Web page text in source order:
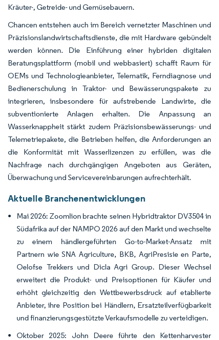
Kräuter-, Getreide- und Gemüsebauern.
Chancen entstehen auch im Bereich vernetzter Maschinen und
Präzisionslandwirtschaftsdienste, die mit Hardware gebündelt
werden können. Die Einführung einer hybriden digitalen
Beratungsplattform (mobil und webbasiert) schafft Raum für
OEMs und Technologieanbieter, Telematik, Ferndiagnose und
Bedienerschulung in Traktor- und Bewässerungspakete zu
integrieren, insbesondere für aufstrebende Landwirte, die
subventionierte Anlagen erhalten. Die Anpassung an
Wasserknappheit stärkt zudem Präzisionsbewässerungs- und
Telemetriepakete, die Betrieben helfen, die Anforderungen an
die Konformität mit Wasserlizenzen zu erfüllen, was die
Nachfrage nach durchgängigen Angeboten aus Geräten,
Überwachung und Servicevereinbarungen aufrechterhält.
Aktuelle Branchenentwicklungen
Mai 2026: Zoomlion brachte seinen Hybridtraktor DV3504 in
Südafrika auf der NAMPO 2026 auf den Markt und wechselte
zu einem händlergeführten Go-to-Market-Ansatz mit
Partnern wie SNA Agriculture, BKB, AgriPresisie en Parte,
Oelofse Trekkers und Dicla Agri Group. Dieser Wechsel
erweitert die Produkt- und Preisoptionen für Käufer und
erhöht gleichzeitig den Wettbewerbsdruck auf etablierte
Anbieter, ihre Position bei Händlern, Ersatzteilverfügbarkeit
und finanzierungsgestützte Verkaufsmodelle zu verteidigen.
Oktober 2025: John Deere führte den Kettenharvester